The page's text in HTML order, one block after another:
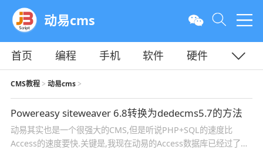
动易cms
首页 编程 手机 软件
硬件
教程
平面
CMS教程> 动易cms>
Powereasy siteweaver 6.8转换为dedecms5.7的方法
动易其实也是一个很强大的CMS,但是听说PHP+SQL的速度比
Access的速度要快.关键是,我现在动易的Access数据库已经过了